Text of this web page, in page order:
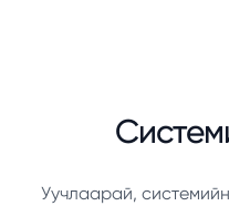
Уучлаарай,